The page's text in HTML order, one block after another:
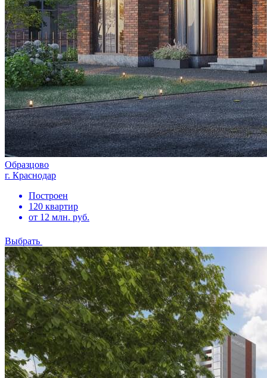
Образцово
г. Краснодар
Построен
120 квартир
от 12 млн. руб.
Выбрать